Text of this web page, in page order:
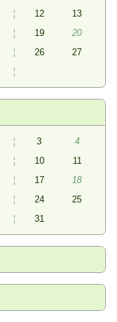
¦ 12
13
¦ 19
20
¦ 26
27
¦
¦ 3
4
¦ 10
11
¦ 17
18
¦ 24
25
¦ 31